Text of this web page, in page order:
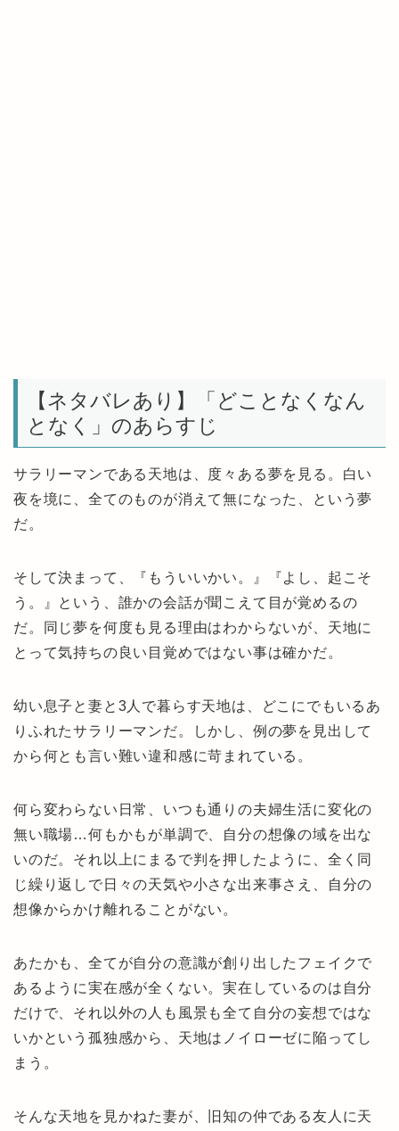
【ネタバレあり】「どことなくなん
となく」のあらすじ
サラリーマンである天地は、度々ある夢を見る。白い
夜を境に、全てのものが消えて無になった、という夢
だ。
そして決まって、『もういいかい。』『よし、起こそ
う。』という、誰かの会話が聞こえて目が覚めるの
だ。同じ夢を何度も見る理由はわからないが、天地に
とって気持ちの良い目覚めではない事は確かだ。
幼い息子と妻と3人で暮らす天地は、どこにでもいるあ
りふれたサラリーマンだ。しかし、例の夢を見出して
から何とも言い難い違和感に苛まれている。
何ら変わらない日常、いつも通りの夫婦生活に変化の
無い職場…何もかもが単調で、自分の想像の域を出な
いのだ。それ以上にまるで判を押したように、全く同
じ繰り返しで日々の天気や小さな出来事さえ、自分の
想像からかけ離れることがない。
あたかも、全てが自分の意識が創り出したフェイクで
あるように実在感が全くない。実在しているのは自分
だけで、それ以外の人も風景も全て自分の妄想ではな
いかという孤独感から、天地はノイローゼに陥ってし
まう。
そんな天地を見かねた妻が、旧知の仲である友人に天